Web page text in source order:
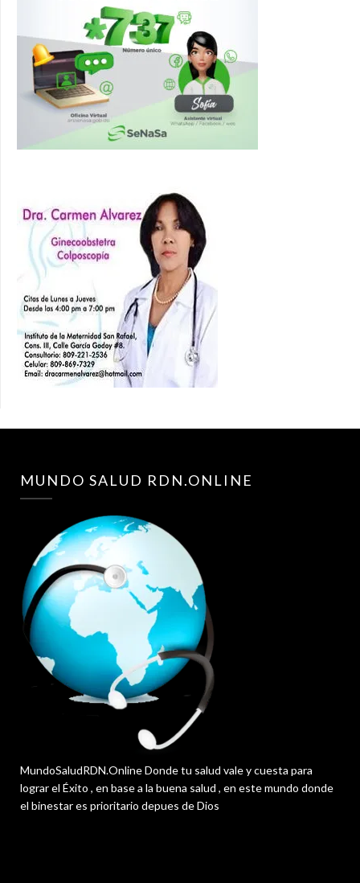
MUNDO SALUD RDN.ONLINE
MundoSaludRDN.Online Donde tu salud vale y cuesta para
lograr el Éxito , en base a la buena salud , en este mundo donde
el binestar es prioritario depues de Dios